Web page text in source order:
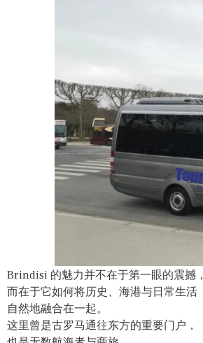
Brindisi 的魅力并不在于第一眼的震撼，
而在于它如何将历史、海港与日常生活
自然地融合在一起。
这里曾是古罗马通往东方的重要门户，